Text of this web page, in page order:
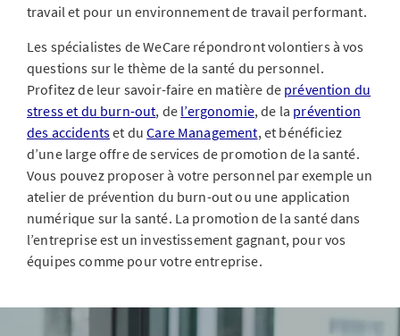
travail et pour un environnement de travail performant.
Les spécialistes de WeCare répondront volontiers à vos
questions sur le thème de la santé du personnel.
Profitez de leur savoir-faire en matière de prévention du
stress et du burn-out, de l’ergonomie, de la prévention
des accidentset duCare Management, et bénéficiez
d’une large offre de services de promotion de la santé.
Vous pouvez proposer à votre personnel par exemple un
atelier de prévention du burn-out ou une application
numérique sur la santé. La promotion de la santé dans
l’entreprise est un investissement gagnant, pour vos
équipes comme pour votre entreprise.